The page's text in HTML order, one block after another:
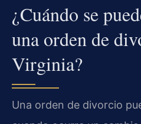
¿Cuándo se
una orden de
Virginia?
Una orden de divorcio